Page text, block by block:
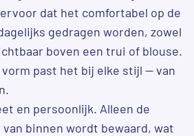
dat het comfortabel op de
gedragen worden, zowel
boven een trui of blouse.
past het bij elke stijl — van
en persoonlijk. Alleen de
binnen wordt bewaard, wat